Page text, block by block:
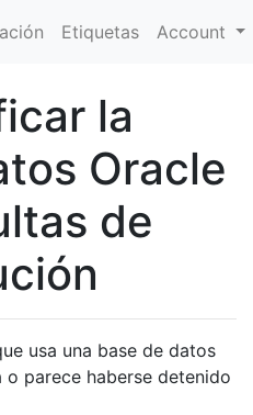
Etiquetas Account
la
Oracle
de
usa una base de datos
o parece haberse detenido